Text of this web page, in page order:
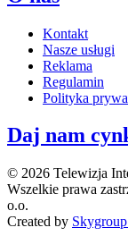
Kontakt
Nasze usługi
Reklama
Regulamin
Polityka
Daj nam
© 2026 Telewizja
Wszelkie prawa
o.o.
Created by